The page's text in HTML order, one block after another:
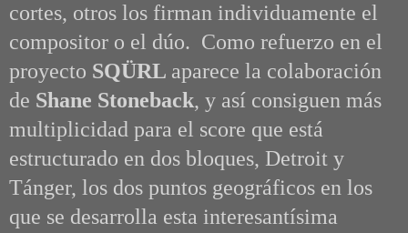
cortes, otros los firman individuamente el
compositor o el dúo. Como refuerzo en el
proyecto SQÜRL aparece la colaboración
de Shane Stoneback, y así consiguen más
multiplicidad para el score que está
estructurado en dos bloques, Detroit y
Tánger, los dos puntos geográficos en los
que se desarrolla esta interesantísima